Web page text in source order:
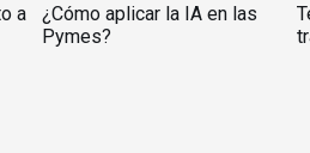
a
¿Cómo aplicar la IA en las
Pymes?